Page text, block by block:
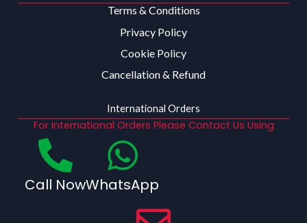
Terms & Conditions
Privacy Policy
Cookie Policy
Cancellation & Refund
International Orders
For International Orders Please Contact Us Using
Call NowWhatsApp